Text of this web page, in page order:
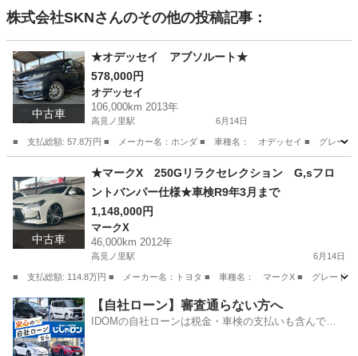
株式会社SKNさんのその他の投稿記事：
中古車
★オデッセイ アブソルート★
578,000円
オデッセイ
106,000km 2013年
高見ノ里駅 6月14日
■ 支払総額: 57.8万円 ■ メーカー名：ホンダ ■ 車種名： オデッセイ ■ グレード
高見ノ里駅 オデッセイ アブソルート
中古車
★マークX 250Gリラクセレクション G,sフロ
ントバンパー仕様★車検R9年3月まで
1,148,000円
マークX
46,000km 2012年
高見ノ里駅 6月14日
■ 支払総額: 114.8万円 ■ メーカー名：トヨタ ■ 車種名： マークX ■ グレード
大阪 松原市 高見ノ里駅 マークX バンパー
【自社ローン】審査通らない方へ
IDOMの自社ローンは税金・車検の支払いも含んでい